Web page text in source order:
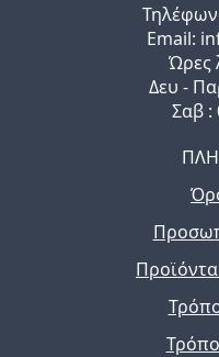
Email:
Ώρες
Δευ -
Σαβ :